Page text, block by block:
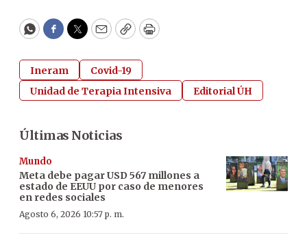
WhatsApp
Facebook
Twitter
EmailCopyPrint
Ineram
Covid-19
Unidad de Terapia Intensiva
Editorial ÚH
Últimas Noticias
Mundo
Meta debe pagar USD 567 millones a
estado de EEUU por caso de menores
en redes sociales
Agosto 6, 2026 10:57 p. m.